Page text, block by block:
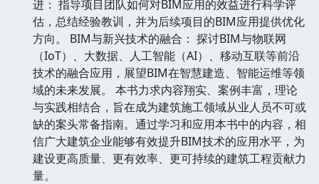
进： 指导项目团队如何对BIM应用的效益进行科学评
估，总结经验教训，并为后续项目的BIM应用提供优化
方向。 BIM与新兴技术的融合： 探讨BIM与物联网
（IoT）、大数据、人工智能（AI）、移动互联等前沿
技术的融合应用，展望BIM在智慧建造、智能运维等领
域的未来发展。 本书力求内容翔实、案例丰富，理论
与实践相结合，旨在成为建筑施工领域从业人员不可或
缺的案头常备指南。通过学习和应用本书中的内容，相
信广大建筑企业能够有效提升BIM技术的应用水平，为
建设更高质量、更有效率、更可持续的建筑工程贡献力
量。